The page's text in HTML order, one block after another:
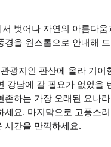
벗어나 자연의 아름다
경을 원스톱으로 안내해
광지인 판산에 올라 기
강남에 갈 필요가 없었을
존하는 가장 오래된 요나
세요. 마지막으로 고풍스
시간을 만끽하세요.